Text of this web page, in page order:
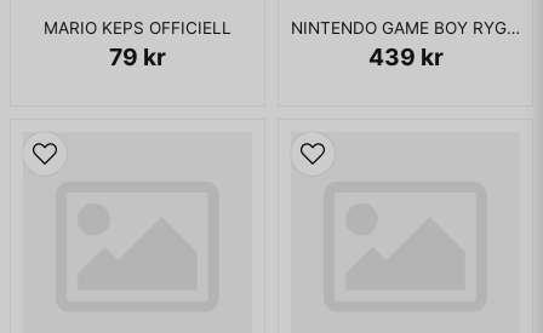
MARIO KEPS OFFICIELL
79 kr
NINTENDO GAME BOY RYGGSÄCK
439 kr